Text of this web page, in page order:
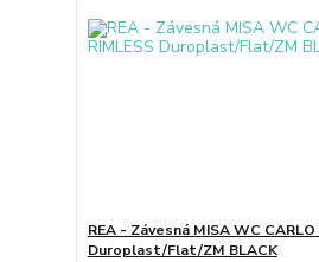
REA - Závesná MISA WC CARLO
Duroplast/Flat/ZM BLACK